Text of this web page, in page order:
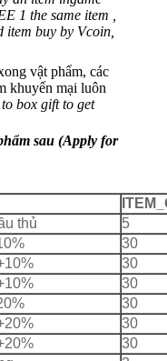
1 the same item ,
item buy by Vcoin,
vật phẩm, các
khuyến mại luôn
box gift to get
sau (Apply for
thủ
5
30
30
30
30
30
30